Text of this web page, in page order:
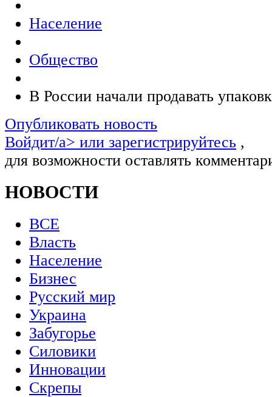
Население
Общество
В России начали продавать
Опубликовать новость
Войдит/a> или зарегистрируйтесь ,
для возможности оставлять
НОВОСТИ
ВСЕ
Власть
Население
Бизнес
Русский мир
Украина
Забугорье
Силовики
Инновации
Скрепы